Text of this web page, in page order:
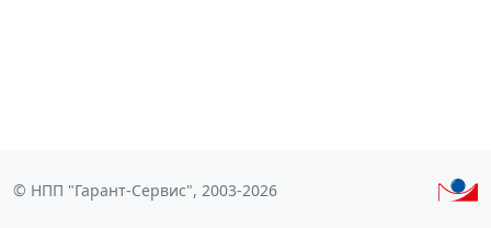
© НПП "Гарант-Сервис", 2003-2026